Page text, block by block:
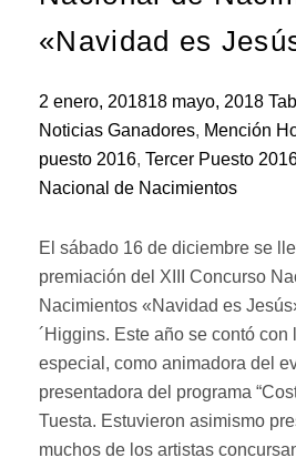
«Navidad es
2 enero, 201818 mayo, 2018
Noticias Ganadores, Mención
puesto 2016, Tercer Puesto
Nacional de Nacimientos
El sábado 16 de diciembre se
premiación del XIII Concurso
Nacimientos «Navidad es
´Higgins. Este año se contó con
especial, como animadora del
presentadora del programa
Tuesta. Estuvieron asimismo
muchos de los artistas